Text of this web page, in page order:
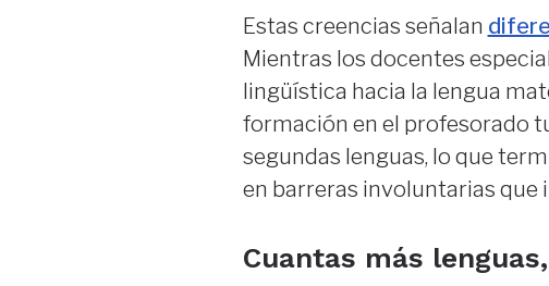
Estas creencias señalan
Mientras los docentes
lingüística hacia la lengua
formación en el profesorado
segundas lenguas, lo que
en barreras involuntarias que
Cuantas más